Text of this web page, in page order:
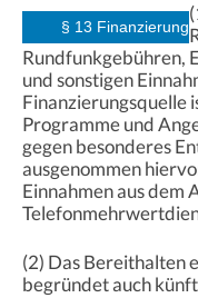
§ 13 Finanzierung
Rundfunkgebühren,
und sonstigen
Finanzierungsquelle
Programme und
gegen besonderes
ausgenommen
Einnahmen aus dem
(2) Das Bereithalten
begründet auch